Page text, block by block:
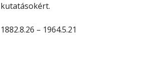
kutatásokért.
1882.8.26 – 1964.5.21